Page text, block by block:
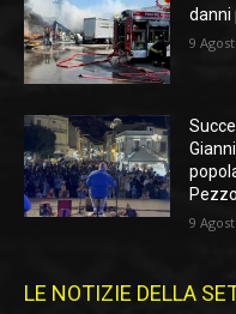
danni
9
9
LE NOTIZIE DELLA